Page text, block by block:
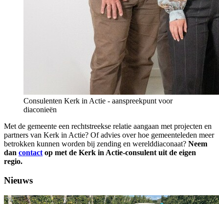
Consulenten Kerk in Actie - aanspreekpunt voor
diaconieën
Met de gemeente een rechtstreekse relatie aangaan met projecten en
partners van Kerk in Actie? Of advies over hoe gemeenteleden meer
betrokken kunnen worden bij zending en werelddiaconaat? Neem
dan contact op met de Kerk in Actie-consulent uit de eigen
regio.
Nieuws